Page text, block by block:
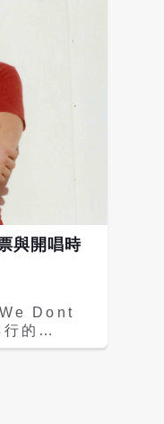
與開唱時
Dont
的
6年，將
南下攻
唱作一